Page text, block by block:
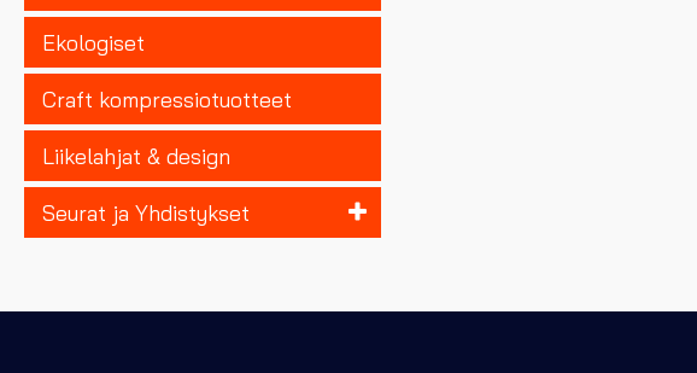
Ekologiset
Craft kompressiotuotteet
Liikelahjat & design
Seurat ja Yhdistykset